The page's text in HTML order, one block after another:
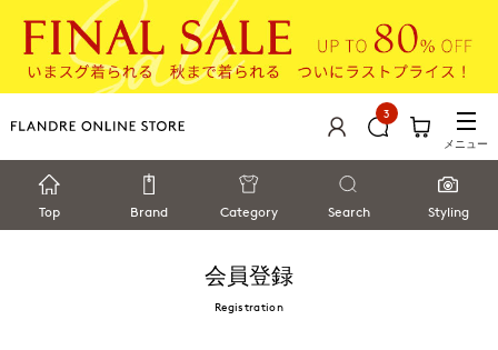
3
メニュー
Top Brand Category Search Styling
会員登録
Registration